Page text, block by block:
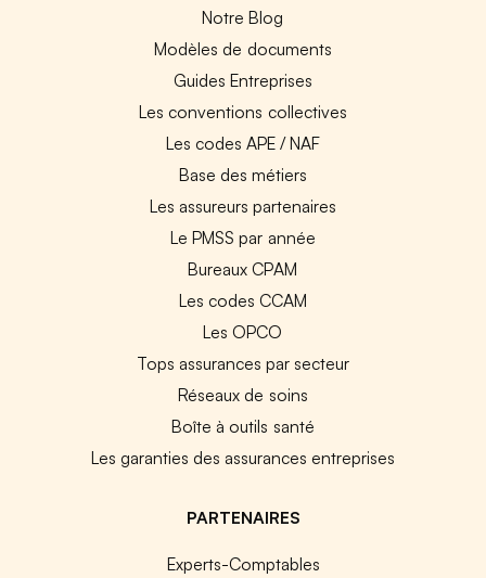
Notre Blog
Modèles de documents
Guides Entreprises
Les conventions collectives
Les codes APE / NAF
Base des métiers
Les assureurs partenaires
Le PMSS par année
Bureaux CPAM
Les codes CCAM
Les OPCO
Tops assurances par secteur
Réseaux de soins
Boîte à outils santé
Les garanties des assurances entreprises
PARTENAIRES
Experts-Comptables